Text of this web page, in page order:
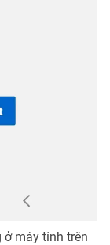
máy tính trên